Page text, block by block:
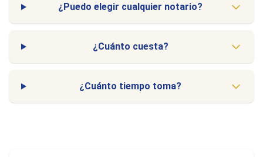
¿Puedo elegir cualquier notario?
¿Cuánto cuesta?
¿Cuánto tiempo toma?